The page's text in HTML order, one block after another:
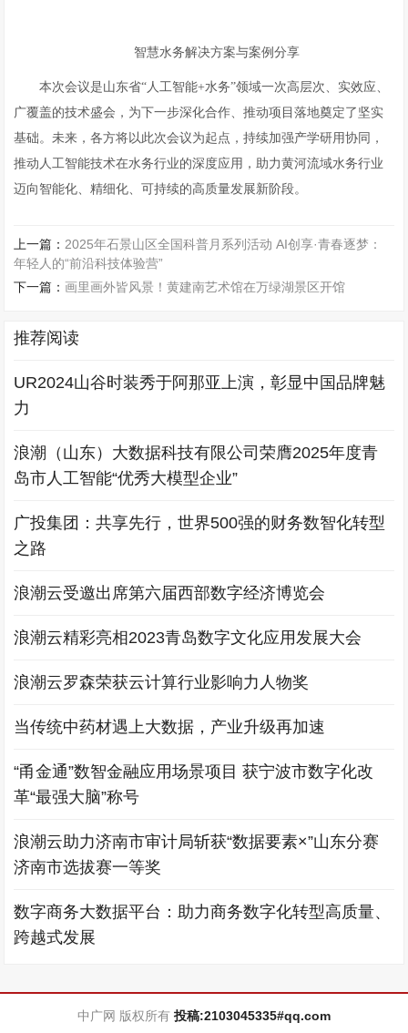
智慧水务解决方案与案例分享
本次会议是山东省“人工智能+水务”领域一次高层次、实效应、
广覆盖的技术盛会，为下一步深化合作、推动项目落地奠定了坚实
基础。未来，各方将以此次会议为起点，持续加强产学研用协同，
推动人工智能技术在水务行业的深度应用，助力黄河流域水务行业
迈向智能化、精细化、可持续的高质量发展新阶段。
上一篇： 2025年石景山区全国科普月系列活动 AI创享·青春逐梦：
年轻人的“前沿科技体验营”
下一篇： 画里画外皆风景！黄建南艺术馆在万绿湖景区开馆
推荐阅读
UR2024山谷时装秀于阿那亚上演，彰显中国品牌魅
力
浪潮（山东）大数据科技有限公司荣膺2025年度青
岛市人工智能“优秀大模型企业”
广投集团：共享先行，世界500强的财务数智化转型
之路
浪潮云受邀出席第六届西部数字经济博览会
浪潮云精彩亮相2023青岛数字文化应用发展大会
浪潮云罗森荣获云计算行业影响力人物奖
当传统中药材遇上大数据，产业升级再加速
“甬金通”数智金融应用场景项目 获宁波市数字化改
革“最强大脑”称号
浪潮云助力济南市审计局斩获“数据要素×”山东分赛
济南市选拔赛一等奖
数字商务大数据平台：助力商务数字化转型高质量、
跨越式发展
中广网 版权所有 投稿:2103045335#qq.com